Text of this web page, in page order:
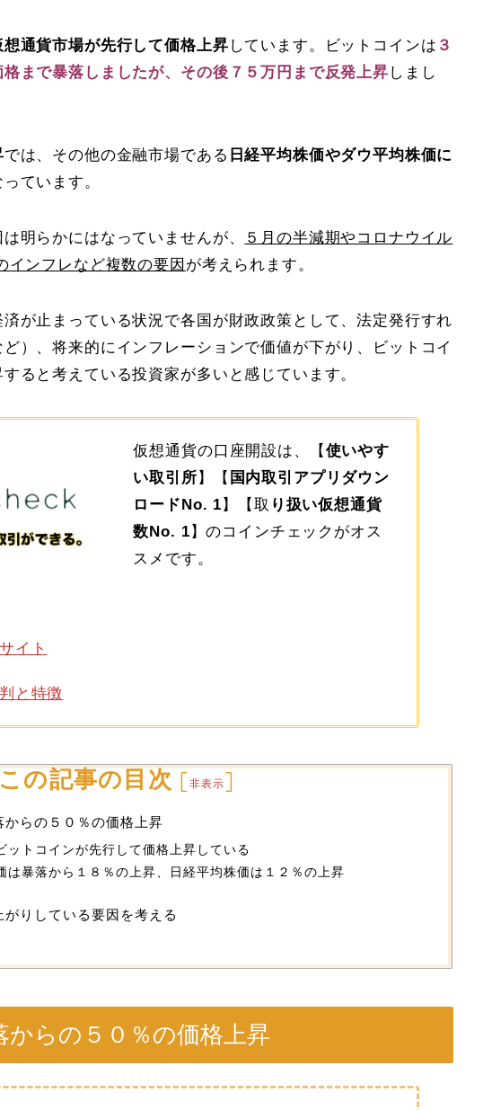
想通貨市場が先行して価格上昇 しています。ビットコインは ３
まで暴落しましたが、その後７５万円まで反発上昇 しまし
では、その他の金融市場である 日経平均株価やダウ平均株価に
っています。
明らかにはなっていませんが、
５月の半減期やコロナウイル
インフレなど複数の要因 が考えられます。
が止まっている状況で各国が財政政策として、法定発行すれ
）、将来的にインフレーションで価値が下がり、ビットコイ
ると考えている投資家が多いと感じています。
仮想通貨の口座開設は、【 使いやす
い取引所 】【 国内取引アプリダウン
ロードNo. 1 】【取 り扱い仮想通貨
数No. 1 】のコインチェックがオス
スメです。
イト
と特徴
の記事の目次 [非表示]
からの５０％の価格上昇
ットコインが先行して価格上昇している
は暴落から１８％の上昇、日経平均株価は１２％の上昇
りしている要因を考える
からの５０％の価格上昇